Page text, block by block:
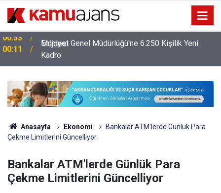
00:11
Emniyet Genel Müdürlüğü'ne 6.250 Kişilik Yeni
Kadro
Anasayfa Ekonomi
Bankalar ATM'lerde Günlük Para
Çekme Limitlerini Güncelliyor
Bankalar ATM'lerde Günlük Para
Çekme Limitlerini Güncelliyor